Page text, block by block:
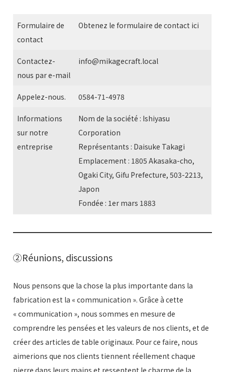
Formulaire de
contact
Obtenez le formulaire de contact ici
Contactez-
nous par e-mail
info@mikagecraft.local
Appelez-nous. 0584-71-4978
Informations
sur notre
entreprise
Nom de la société : Ishiyasu
Corporation
Représentants : Daisuke Takagi
Emplacement : 1805 Akasaka-cho,
Ogaki City, Gifu Prefecture, 503-2213,
Japon
Fondée : 1er mars 1883
②Réunions, discussions
Nous pensons que la chose la plus importante dans la
fabrication est la « communication ». Grâce à cette
« communication », nous sommes en mesure de
comprendre les pensées et les valeurs de nos clients, et de
créer des articles de table originaux. Pour ce faire, nous
aimerions que nos clients tiennent réellement chaque